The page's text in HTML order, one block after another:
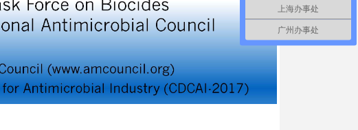
上海办事处
广州办事处